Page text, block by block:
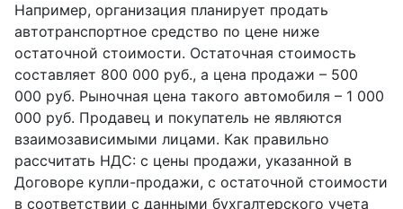
Например, организация планирует продать
автотранспортное средство по цене ниже
остаточной стоимости. Остаточная стоимость
составляет 800 000 руб., а цена продажи – 500
000 руб. Рыночная цена такого автомобиля – 1 000
000 руб. Продавец и покупатель не являются
взаимозависимыми лицами. Как правильно
рассчитать НДС: с цены продажи, указанной в
Договоре купли-продажи, с остаточной стоимости
в соответствии с данными бухгалтерского учета